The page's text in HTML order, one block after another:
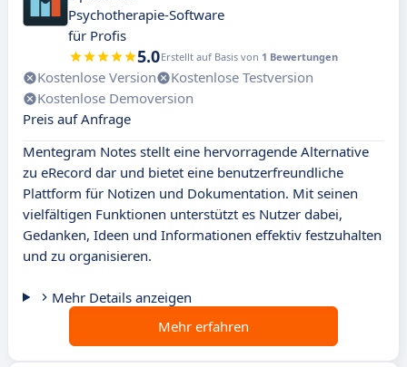
Psychotherapie-Software
für Profis
5.0Erstellt auf Basis von 1 Bewertungen
Kostenlose Version
Kostenlose Testversion
Kostenlose Demoversion
Preis auf Anfrage
Mentegram Notes stellt eine hervorragende Alternative
zu eRecord dar und bietet eine benutzerfreundliche
Plattform für Notizen und Dokumentation. Mit seinen
vielfältigen Funktionen unterstützt es Nutzer dabei,
Gedanken, Ideen und Informationen effektiv festzuhalten
und zu organisieren.
Mehr Details anzeigen
Mehr erfahren